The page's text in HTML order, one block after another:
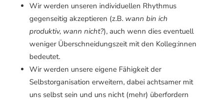
Wir werden unseren individuellen Rhythmus
gegenseitig akzeptieren (z.B. wann bin ich
produktiv, wann nicht?), auch wenn dies eventuell
weniger Überschneidungszeit mit den Kolleg:innen
bedeutet.
Wir werden unsere eigene Fähigkeit der
Selbstorganisation erweitern, dabei achtsamer mit
uns selbst sein und uns nicht (mehr) überfordern